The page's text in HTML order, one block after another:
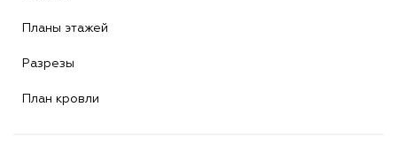
Планы этажей
Разрезы
План кровли